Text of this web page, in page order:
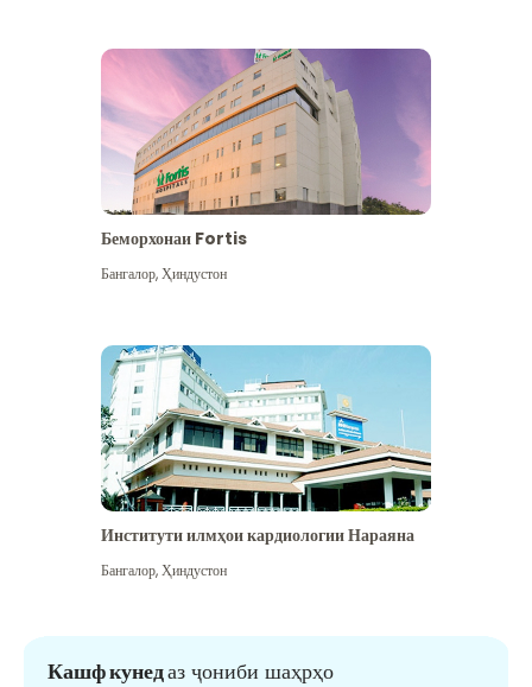
Беморхонаи Fortis
Бангалор,Ҳиндустон
Институти илмҳои кардиологии Нараяна
Бангалор,Ҳиндустон
Кашф кунедаз ҷониби шаҳрҳо